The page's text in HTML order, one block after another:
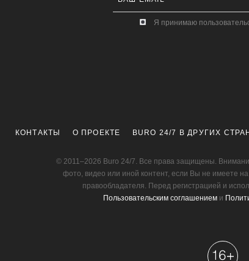
Я принимаю
КОНТАКТЫ О ПРОЕКТЕ BURO 24/7 В ДРУГИХ
© 2011–2026 Buro 24/7. Все права защищены.
фото, видео или иной контент, если Вы не имеете
правообладателя. Перед регистрацией и
Пользовательским соглашением и